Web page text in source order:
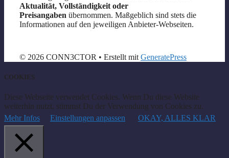
Aktualität, Vollständigkeit oder
Preisangaben übernommen. Maßgeblich sind stets die
Informationen auf den jeweiligen Anbieter-Webseiten.
© 2026 CONN3CTOR • Erstellt mit GeneratePress
COOKIES
Diese Webseite verwendet Cookies. Wenn Du diese Website
weiterhin nutzt, stimmst Du der Verwendung von Cookies zu.
Mehr Infos
Einstellungen anpassen OKAY, ALLES KLAR